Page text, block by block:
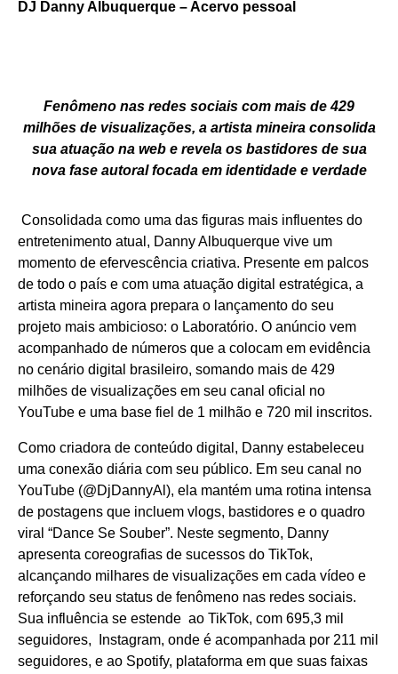
DJ Danny Albuquerque – Acervo pessoal
Fenômeno nas redes sociais com mais de 429
milhões de visualizações, a artista mineira consolida
sua atuação na web e revela os bastidores de sua
nova fase autoral focada em identidade e verdade
Consolidada como uma das figuras mais influentes do
entretenimento atual, Danny Albuquerque vive um
momento de efervescência criativa. Presente em palcos
de todo o país e com uma atuação digital estratégica, a
artista mineira agora prepara o lançamento do seu
projeto mais ambicioso: o Laboratório. O anúncio vem
acompanhado de números que a colocam em evidência
no cenário digital brasileiro, somando mais de 429
milhões de visualizações em seu canal oficial no
YouTube e uma base fiel de 1 milhão e 720 mil inscritos.
Como criadora de conteúdo digital, Danny estabeleceu
uma conexão diária com seu público. Em seu canal no
YouTube (@DjDannyAl), ela mantém uma rotina intensa
de postagens que incluem vlogs, bastidores e o quadro
viral “Dance Se Souber”. Neste segmento, Danny
apresenta coreografias de sucessos do TikTok,
alcançando milhares de visualizações em cada vídeo e
reforçando seu status de fenômeno nas redes sociais.
Sua influência se estende ao TikTok, com 695,3 mil
seguidores, Instagram, onde é acompanhada por 211 mil
seguidores, e ao Spotify, plataforma em que suas faixas